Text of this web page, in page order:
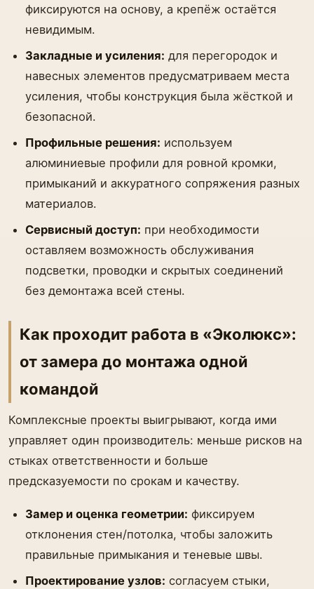
фиксируются на основу, а крепёж остаётся
невидимым.
Закладные и усиления: для перегородок и
навесных элементов предусматриваем места
усиления, чтобы конструкция была жёсткой и
безопасной.
Профильные решения: используем
алюминиевые профили для ровной кромки,
примыканий и аккуратного сопряжения разных
материалов.
Сервисный доступ: при необходимости
оставляем возможность обслуживания
подсветки, проводки и скрытых соединений
без демонтажа всей стены.
Как проходит работа в «Эколюкс»:
от замера до монтажа одной
командой
Комплексные проекты выигрывают, когда ими
управляет один производитель: меньше рисков на
стыках ответственности и больше
предсказуемости по срокам и качеству.
Замер и оценка геометрии: фиксируем
отклонения стен/потолка, чтобы заложить
правильные примыкания и теневые швы.
Проектирование узлов: согласуем стыки,